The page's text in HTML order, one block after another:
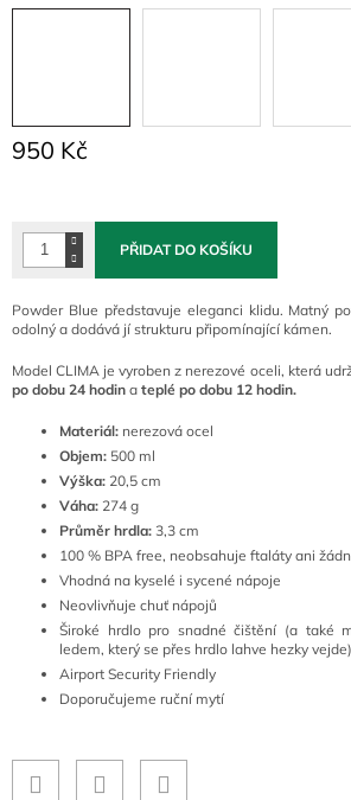
950 Kč
PŘIDAT DO KOŠÍKU
Powder Blue představuje eleganci klidu. Matný
odolný a dodává jí strukturu připomínající kámen.
Model CLIMA je vyroben z nerezové oceli, která
po dobu 24 hodin a teplé po dobu 12 hodin.
Materiál: nerezová ocel
Objem: 500 ml
Výška: 20,5 cm
Váha: 274 g
Průměr hrdla: 3,3 cm
100 % BPA free, neobsahuje ftaláty ani
Vhodná na kyselé i sycené nápoje
Neovlivňuje chuť nápojů
Široké hrdlo pro snadné čištění (a také
ledem, který se přes hrdlo lahve hezky vejde)
Airport Security Friendly
Doporučujeme ruční mytí